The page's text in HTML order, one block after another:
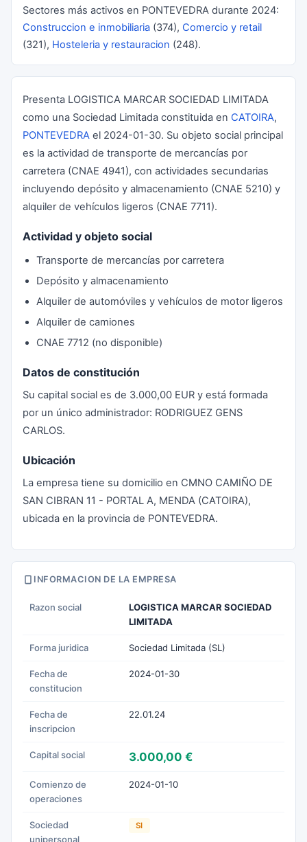
Sectores más activos en PONTEVEDRA durante 2024:
Construccion e inmobiliaria (374), Comercio y retail
(321), Hosteleria y restauracion (248).
Presenta LOGISTICA MARCAR SOCIEDAD LIMITADA
como una Sociedad Limitada constituida en CATOIRA,
PONTEVEDRA el 2024-01-30. Su objeto social principal
es la actividad de transporte de mercancías por
carretera (CNAE 4941), con actividades secundarias
incluyendo depósito y almacenamiento (CNAE 5210) y
alquiler de vehículos ligeros (CNAE 7711).
Actividad y objeto social
Transporte de mercancías por carretera
Depósito y almacenamiento
Alquiler de automóviles y vehículos de motor ligeros
Alquiler de camiones
CNAE 7712 (no disponible)
Datos de constitución
Su capital social es de 3.000,00 EUR y está formada
por un único administrador: RODRIGUEZ GENS
CARLOS.
Ubicación
La empresa tiene su domicilio en CMNO CAMIÑO DE
SAN CIBRAN 11 - PORTAL A, MENDA (CATOIRA),
ubicada en la provincia de PONTEVEDRA.
INFORMACION DE LA EMPRESA
Razon social
LOGISTICA MARCAR SOCIEDAD
LIMITADA
Forma juridica Sociedad Limitada (SL)
Fecha de
constitucion
2024-01-30
Fecha de
inscripcion
22.01.24
Capital social 3.000,00 €
Comienzo de
operaciones
2024-01-10
Sociedad
unipersonal
SI